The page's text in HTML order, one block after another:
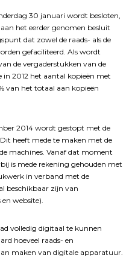
30 januari wordt besloten,
het eerder genomen besluit
dat zowel de raads- als de
gefaciliteerd. Als wordt
de vergaderstukken van de
in 2012 het aantal kopieën met
van het totaal aan kopieën
2014 wordt gestopt met de
heeft mede te maken met de
machines. Vanaf dat moment
is mede rekening gehouden met
in verband met de
beschikbaar zijn van
website).
volledig digitaal te kunnen
hoeveel raads- en
maken van digitale apparatuur.